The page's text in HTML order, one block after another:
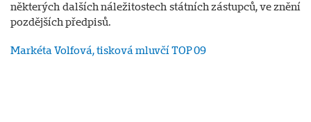
některých dalších náležitostech státních zástupců, ve znění
pozdějších předpisů.
Markéta Volfová, tisková mluvčí TOP 09